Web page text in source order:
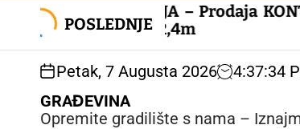
POSLEDNJE
AKCIJA – Prodaja KONTEJNERA
6m×2,4m
Petak, 7 Augusta 2026 4:37:35
GRAĐEVINA
Opremite gradilište s nama –